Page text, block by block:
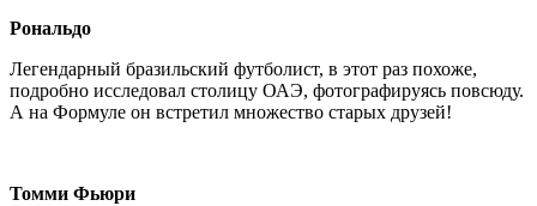
Рональдо
Легендарный бразильский футболист, в этот раз похоже,
подробно исследовал столицу ОАЭ, фотографируясь повсюду.
А на Формуле он встретил множество старых друзей!
Томми Фьюри